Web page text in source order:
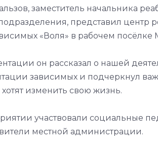
заместитель начальника
представил центр
«Воля» в рабочем посёлке
он рассказал о нашей
зависимых и подчеркнул
изменить свою жизнь.
участвовали социальные
местной администрации.